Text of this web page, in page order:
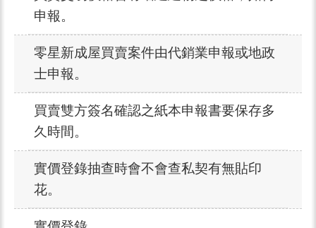
申報。
零星新成屋買賣案件由代銷業申報或地政
士申報。
買賣雙方簽名確認之紙本申報書要保存多
久時間。
實價登錄抽查時會不會查私契有無貼印
花。